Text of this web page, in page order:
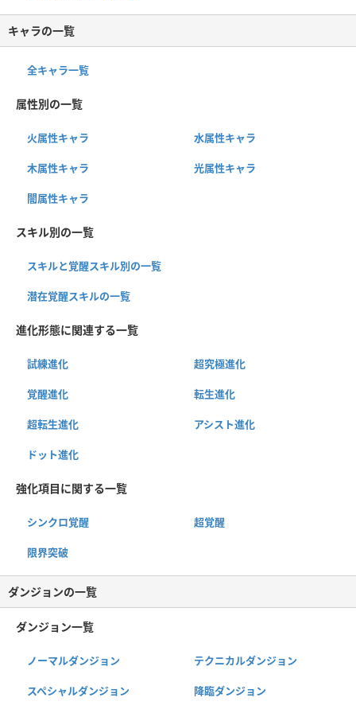
キャラの一覧
全キャラ一覧
属性別の一覧
火属性キャラ 水属性キャラ
木属性キャラ 光属性キャラ
闇属性キャラ
スキル別の一覧
スキルと覚醒スキル別の一覧
潜在覚醒スキルの一覧
進化形態に関連する一覧
試練進化 超究極進化
覚醒進化 転生進化
超転生進化 アシスト進化
ドット進化
強化項目に関する一覧
シンクロ覚醒 超覚醒
限界突破
ダンジョンの一覧
ダンジョン一覧
ノーマルダンジョン テクニカルダンジョン
スペシャルダンジョン 降臨ダンジョン